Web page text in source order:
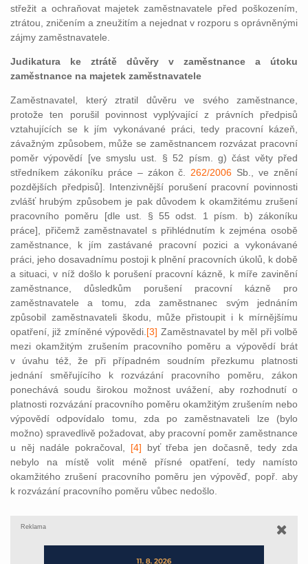
střežit a ochraňovat majetek zaměstnavatele před poškozením,
ztrátou, zničením a zneužitím a nejednat v rozporu s oprávněnými
zájmy zaměstnavatele.
Judikatura ke ztrátě důvěry v zaměstnance a útoku
zaměstnance na majetek zaměstnavatele
Zaměstnavatel, který ztratil důvěru ve svého zaměstnance,
protože ten porušil povinnost vyplývající z právních předpisů
vztahujících se k jím vykonávané práci, tedy pracovní kázeň,
závažným způsobem, může se zaměstnancem rozvázat pracovní
poměrvýpovědí [ve smyslu ust. § 52 písm. g) část věty před
středníkem zákoníku práce – zákon č. 262/2006 Sb., ve znění
pozdějších předpisů]. Intenzivnější porušení pracovní povinnosti
zvlášť hrubým způsobem je pak důvodem k okamžitému zrušení
pracovního poměru [dle ust. § 55 odst. 1 písm. b) zákoníku
práce], přičemž zaměstnavatel s přihlédnutím k zejména osobě
zaměstnance, k jím zastávané pracovní pozici a vykonávané
práci, jeho dosavadnímu postoji k plnění pracovních úkolů, k době
a situaci, v níž došlo k porušení pracovní kázně, k míře zavinění
zaměstnance, důsledkům porušení pracovní kázně pro
zaměstnavatele a tomu, zda zaměstnanec svým jednáním
způsobil zaměstnavateli škodu, může přistoupit i k mírnějšímu
opatření, již zmíněné výpovědi. [3] Zaměstnavatel by měl při volbě
mezi okamžitým zrušením pracovního poměru a výpovědí brát
v úvahu též, že při případném soudním přezkumu platnosti
jednání směřujícího k rozvázání pracovního poměru, zákon
ponechává soudu širokou možnost uvážení, aby rozhodnutí o
platnosti rozvázání pracovního poměru okamžitým zrušením nebo
výpovědí odpovídalo tomu, zda po zaměstnavateli lze (bylo
možno) spravedlivě požadovat, aby pracovní poměr zaměstnance
u něj nadále pokračoval, [4] byť třeba jen dočasně, tedy zda
nebylo na místě volit méně přísné opatření, tedy namísto
okamžitého zrušení pracovního poměru jen výpověď, popř. aby
k rozvázání pracovního poměru vůbec nedošlo.
Reklama